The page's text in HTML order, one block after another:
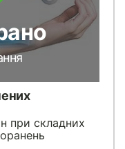
при складних